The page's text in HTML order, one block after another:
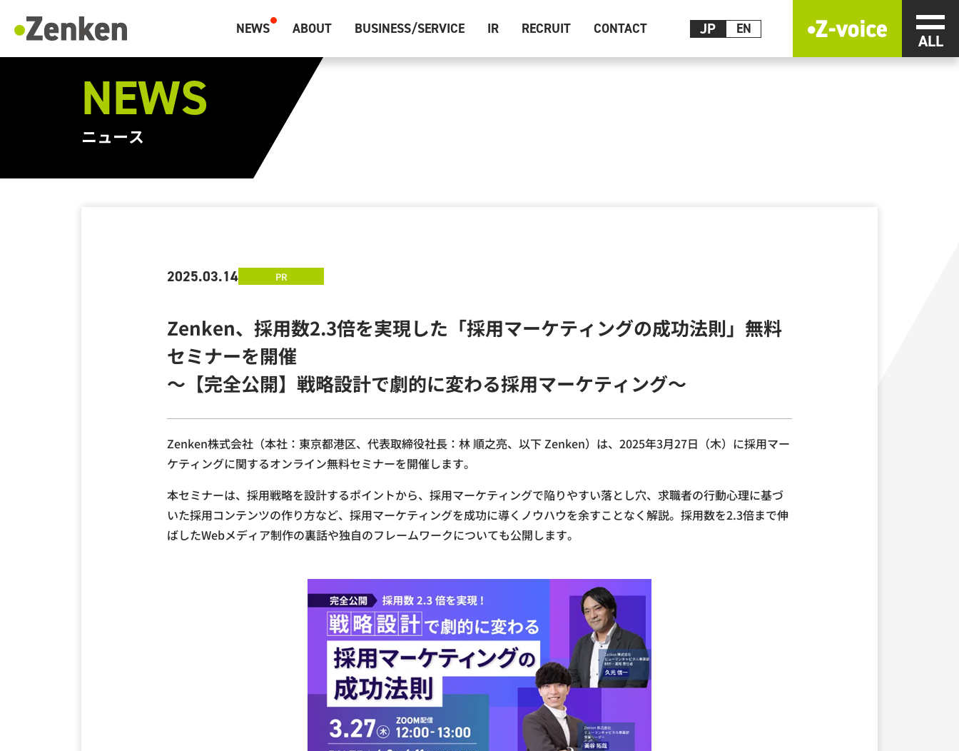
NEWS ABOUT BUSINESS/SERVICE IR RECRUIT CONTACT JP EN メニ
NEWS
ニュース
2025.03.14 PR
Zenken、採用数2.3倍を実現した「採用マーケティングの成功法則」無料
セミナーを開催
～【完全公開】戦略設計で劇的に変わる採用マーケティング～
Zenken株式会社（本社：東京都港区、代表取締役社長：林 順之亮、以下 Zenken）は、2025年3月27日（木）に採用マー
ケティングに関するオンライン無料セミナーを開催します。
本セミナーは、採用戦略を設計するポイントから、採用マーケティングで陥りやすい落とし穴、求職者の行動心理に基づ
いた採用コンテンツの作り方など、採用マーケティングを成功に導くノウハウを余すことなく解説。採用数を2.3倍まで伸
ばしたWebメディア制作の裏話や独自のフレームワークについても公開します。